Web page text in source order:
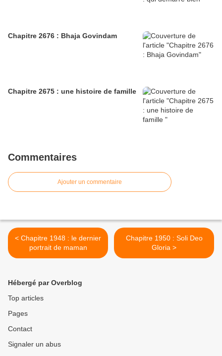
Chapitre 2676 : Bhaja Govindam
Chapitre 2675 : une histoire de famille
Commentaires
Ajouter un commentaire
< Chapitre 1948 : le dernier
portrait de maman
Chapitre 1950 : Soli Deo
Gloria >
Hébergé par Overblog
Top articles
Pages
Contact
Signaler un abus